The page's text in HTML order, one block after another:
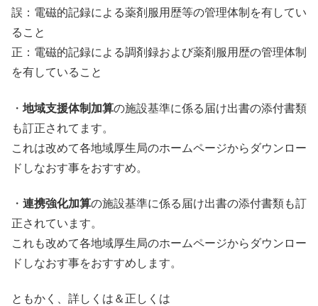
誤：電磁的記録による薬剤服用歴等の管理体制を有してい
ること
正：電磁的記録による調剤録および薬剤服用歴の管理体制
を有していること
・ 地域支援体制加算の施設基準に係る届け出書の添付書類
も訂正されてます。
これは改めて各地域厚生局のホームページからダウンロー
ドしなおす事をおすすめ。
・ 連携強化加算の施設基準に係る届け出書の添付書類も訂
正されています。
これも改めて各地域厚生局のホームページからダウンロー
ドしなおす事をおすすめします。
ともかく、詳しくは＆正しくは